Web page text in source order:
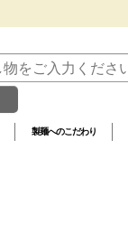
製麺へのこだわり